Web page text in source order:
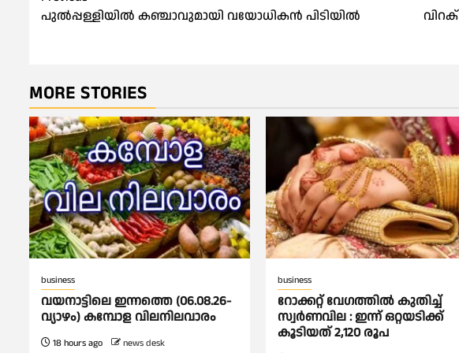
navigation
പുൽപ്പള്ളിയിൽ കഞ്ചാവുമായി വയോധികൻ പിടിയിൽ
MORE STORIES
business
വയനാട്ടിലെ ഇന്നത്തെ (06.08.26-
വ്യാഴം) കമ്പോള വിലനിലവാരം
18 hours ago news desk
business
റോക്കറ്റ് വേഗത്തില്‍ കുതിച്ച്
സ്വര്‍ണവില : ഇന്ന് ഒറ്റയടിക്ക്
കൂടിയത് 2,120 രൂപ